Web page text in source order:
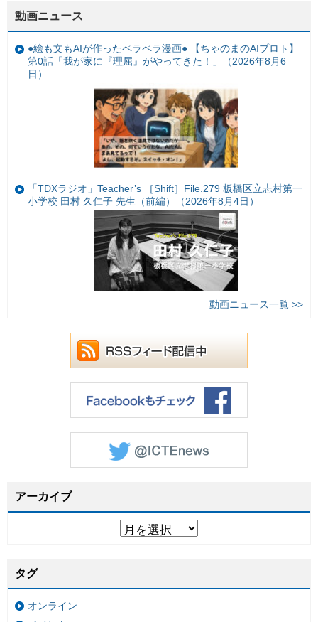
動画ニュース
●絵も文もAIが作ったペラペラ漫画● 【ちゃのまのAIプロト】
第0話「我が家に『理屈』がやってきた！」（2026年8月6
日）
「TDXラジオ」Teacher’s ［Shift］File.279 板橋区立志村第一
小学校 田村 久仁子 先生（前編）（2026年8月4日）
動画ニュース一覧 >>
アーカイブ
タグ
オンライン